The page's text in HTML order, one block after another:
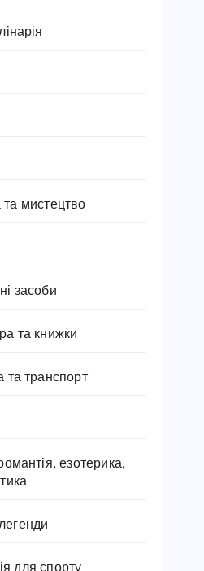
та мистецтво
засоби
та книжки
та транспорт
езотерика,
для спорту